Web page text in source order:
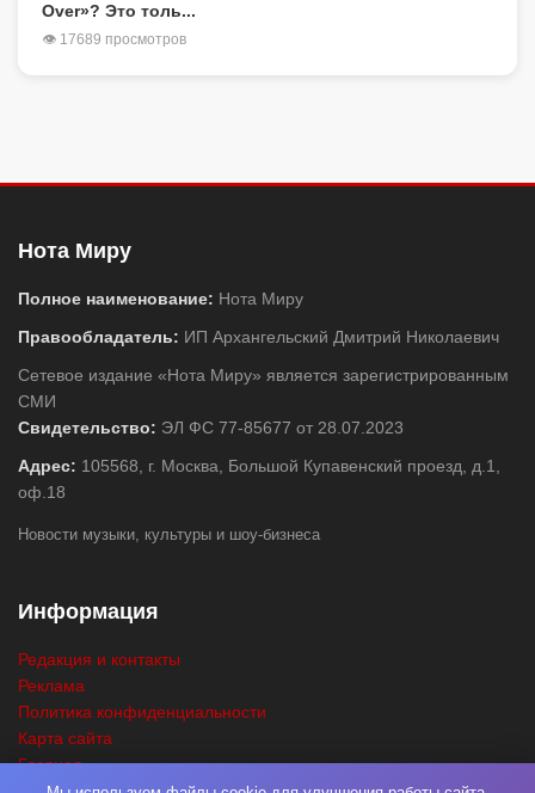
Over»? Это толь...
👁 17689 просмотров
Нота Миру
Полное наименование: Нота Миру
Правообладатель: ИП Архангельский Дмитрий Николаевич
Сетевое издание «Нота Миру» является зарегистрированным
СМИ
Свидетельство: ЭЛ ФС 77-85677 от 28.07.2023
Адрес: 105568, г. Москва, Большой Купавенский проезд, д.1,
оф.18
Новости музыки, культуры и шоу-бизнеса
Информация
Редакция и контакты
Реклама
Политика конфиденциальности
Карта сайта
Главная